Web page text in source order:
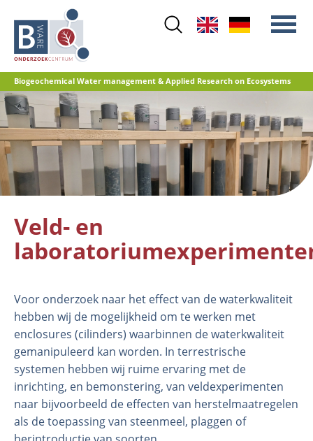
main
content
Biogeochemical Water management & Applied Research on Ecosystems
Main
menuStikstof
Waterkwaliteit
Herstelbeheer
Natuurontwikkeling
Referentiedatabase GRIP
Veld- en
Voor onderzoek naar het effect van de waterkwaliteit
hebben wij de mogelijkheid om te werken met
enclosures (cilinders) waarbinnen de waterkwaliteit
gemanipuleerd kan worden. In terrestrische
systemen hebben wij ruime ervaring met de
inrichting, en bemonstering, van veldexperimenten
naar bijvoorbeeld de effecten van herstelmaatregelen
als de toepassing van steenmeel, plaggen of